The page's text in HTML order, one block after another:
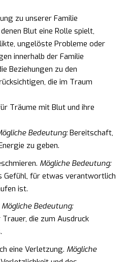
zu unserer Familie
Blut eine Rolle spielt,
ungelöste Probleme oder
innerhalb der Familie
Beziehungen zu den
die im Traum
Träume mit Blut und ihre
Bedeutung:Bereitschaft,
zu geben.
Mögliche Bedeutung:
Gefühl, für etwas verantwortlich
ist.
Mögliche Bedeutung:
die zum Ausdruck
eine Verletzung. Mögliche